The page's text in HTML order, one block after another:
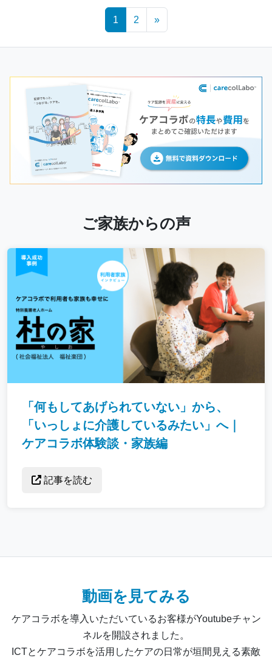
1 2 »
ご家族からの声
「何もしてあげられていない」から、
「いっしょに介護しているみたい」へ｜
ケアコラボ体験談・家族編
記事を読む
動画を見てみる
ケアコラボを導入いただいているお客様がYoutubeチャン
ネルを開設されました。
ICTとケアコラボを活用したケアの日常が垣間見える素敵